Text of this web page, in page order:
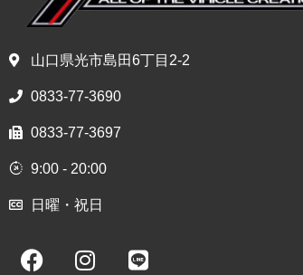
山口県光市島田6丁目2-2
0833-77-3690
0833-77-3697
9:00 - 20:00
日曜・祝日